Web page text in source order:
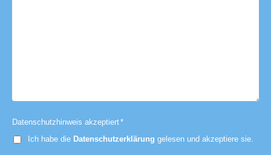
Datenschutzhinweis akzeptiert*
Ich habe die Datenschutzerklärung gelesen und akzeptiere sie.